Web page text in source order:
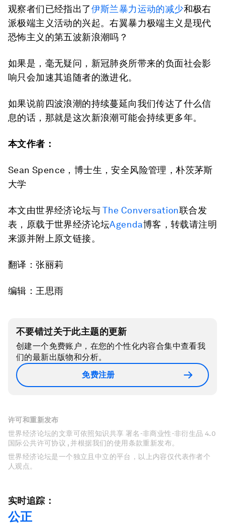
观察者们已经指出了伊斯兰暴力运动的减少和极右
派极端主义活动的兴起。右翼暴力极端主义是现代
恐怖主义的第五波新浪潮吗？
如果是，毫无疑问，新冠肺炎所带来的负面社会影
响只会加速其追随者的激进化。
如果说前四波浪潮的持续蔓延向我们传达了什么信
息的话，那就是这次新浪潮可能会持续更多年。
本文作者：
Sean Spence，博士生，安全风险管理，朴茨茅斯
大学
本文由世界经济论坛与The Conversation联合发
表，原载于世界经济论坛Agenda博客，转载请注明
来源并附上原文链接。
翻译：张丽莉
编辑：王思雨
不要错过关于此主题的更新
创建一个免费账户，在您的个性化内容合集中查看我
们的最新出版物和分析。
免费注册
许可和重新发布
世界经济论坛的文章可依照知识共享 署名-非商业性-非衍生品 4.0
国际公共许可协议 , 并根据我们的使用条款重新发布。
世界经济论坛是一个独立且中立的平台，以上内容仅代表作者个
人观点。
实时追踪：
公正